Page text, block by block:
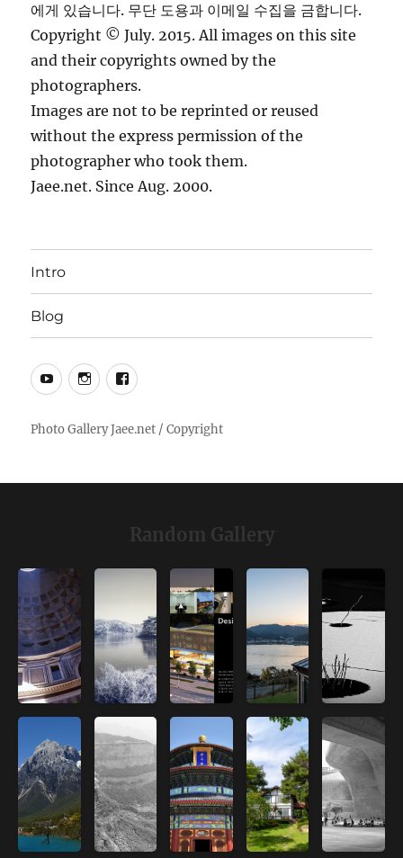
에게 있습니다. 무단 도용과 이메일 수집을 금합니다.
Copyright © July. 2015. All images on this site
and their copyrights owned by the
photographers.
Images are not to be reprinted or reused
without the express permission of the
photographer who took them.
Jaee.net. Since Aug. 2000.
Intro
Blog
YouTubeInstagramFacebook
Random Gallery